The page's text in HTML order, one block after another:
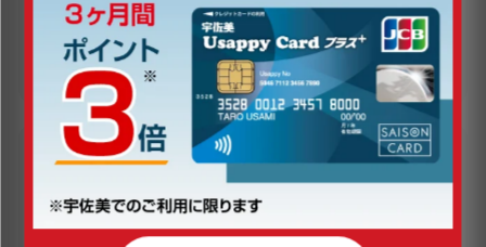
定休日（年末年始は除く）
年中無休
営業時間（年末年始は除く）
平日：7:00～22:00
土曜：7:00～22:00
祝日：7:00～22:00